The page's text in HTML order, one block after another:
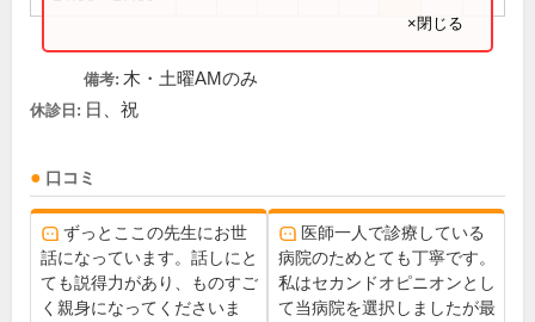
×閉じる
備考: 木・土曜AMのみ
休診日: 日、祝
口コミ
ずっとここの先生にお世
話になっています。話しにと
ても説得力があり、ものすご
く親身になってくださいま
医師一人で診療している
病院のためとても丁寧です。
私はセカンドオピニオンとし
て当病院を選択しましたが最